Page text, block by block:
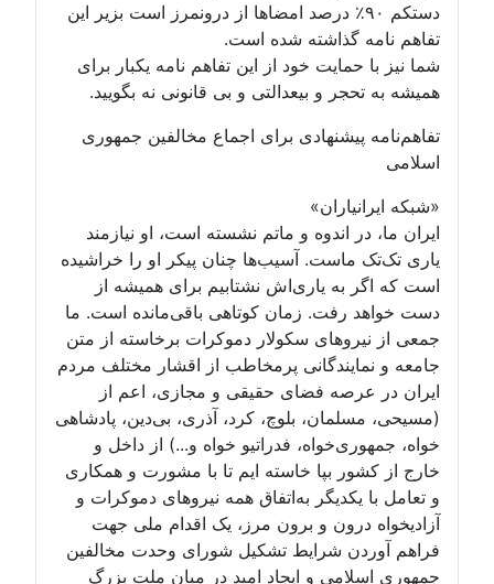
دستکم ۹۰٪ درصد امضاها از درونمرز است بزیر این
نامه گذاشته شده است.
نیز با حمایت خود از این تفاهم نامه یکبار برای
به تحجر و بیعدالتی و بی قانونی نه بگویید.
پیشنهادی برای اجماع مخالفین جمهوری
ایرانیاران»
ما، در اندوه و ماتم نشسته است، او نیازمند
تک‌تک ماست. آسیب‌ها چنان پیکر او را خراشیده
که اگر به یاری‌اش نشتابیم برای همیشه از
خواهد رفت. زمان کوتاهی باقی‌مانده است. ما
از نیروهای سکولار دموکرات برخاسته از متن
و نمایندگانی پرمخاطب از اقشار مختلف مردم
در عرصه فضای حقیقی و مجازی، اعم از
مسلمان، بلوچ، کرد، آذری، بی‌دین، پادشاهی
جمهوری‌خواه، فدراتیو خواه و...) از داخل و
از کشور بپا خاسته ایم تا با مشورت و همکاری
تعامل با یکدیگر به‌اتفاق همه نیروهای دموکرات و
درون و برون مرز، یک اقدام ملی جهت
آوردن شرایط تشکیل شورای وحدت مخالفین
اسلامی و ایجاد امید در میان ملت بزرگ